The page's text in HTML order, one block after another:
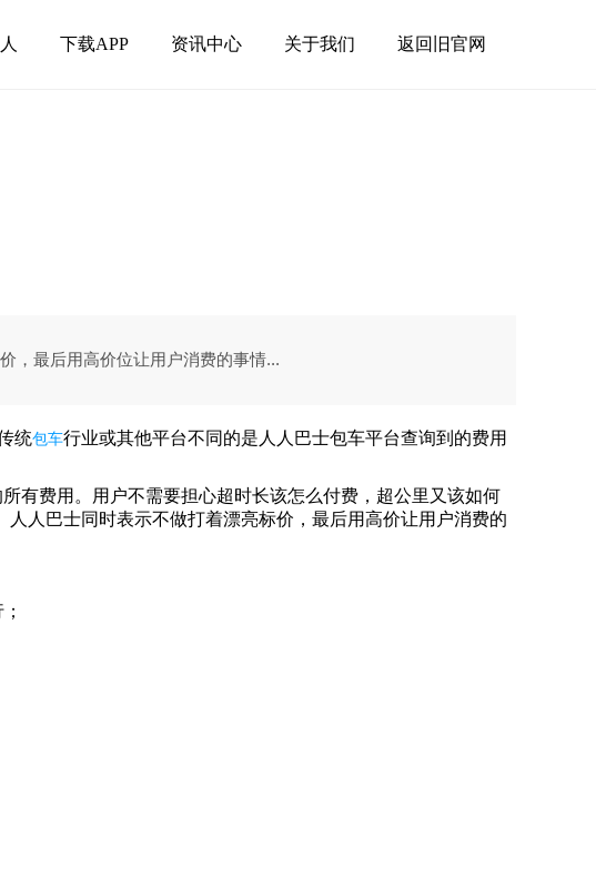
下载APP 资讯中心 关于我们 返回旧官网
，最后用高价位让用户消费的事情...
统包车行业或其他平台不同的是人人巴士包车平台查询到的费用
有费用。用户不需要担心超时长该怎么付费，超公里又该如何
人巴士同时表示不做打着漂亮标价，最后用高价让用户消费的